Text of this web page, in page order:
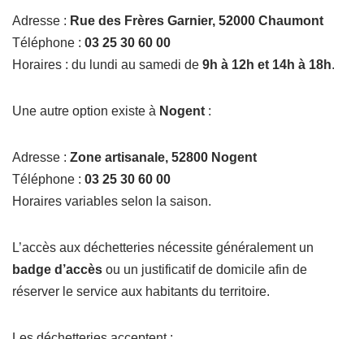
Adresse : Rue des Frères Garnier, 52000 Chaumont
Téléphone : 03 25 30 60 00
Horaires : du lundi au samedi de 9h à 12h et 14h à 18h.
Une autre option existe à Nogent :
Adresse : Zone artisanale, 52800 Nogent
Téléphone : 03 25 30 60 00
Horaires variables selon la saison.
L’accès aux déchetteries nécessite généralement un
badge d’accès ou un justificatif de domicile afin de
réserver le service aux habitants du territoire.